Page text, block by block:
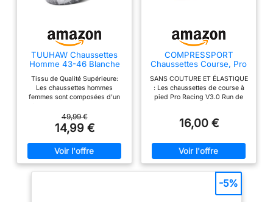
TUUHAW Chaussettes
Homme 43-46 Blanche
Course Basket
Tissu de Qualité Supérieure:
Les chaussettes hommes
femmes sont composées d'un
de polyester et 2 %
d'élasthanne, offrant un
équilibre parfait entre douceur,
respirabilité et absorption de la
transpiration Conception
Respirante : Ces chaussettes de
sport sont dotées d'une
49,99 €
14,99 €
COMPRESSPORT
Chaussettes Course, Pro
Racing Socks V3 Run
High, Jaune Fluo
SANS COUTURE ET ÉLASTIQUE
: Les chaussettes de course à
pied Pro Racing V3.0 Run de
et vous offrent ainsi un confort
ULTRA-VENTILATION : Les Pro
Racing V3 Run disposent de
fines bandes d'aération autour
du pied pour une respirabilité
complète. AMORTI : les 3D Dots
amortissent l'impact et donnent
au pied une adhérence solide
16,00 €
-5%